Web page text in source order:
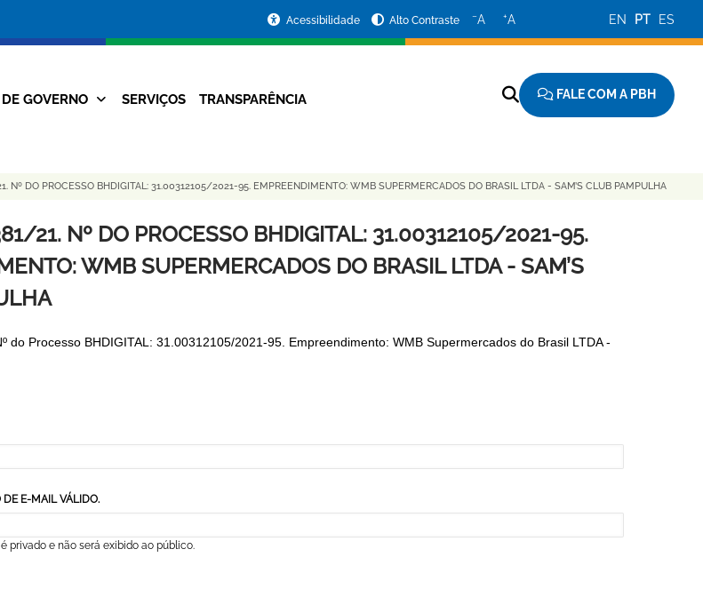
da
Prefeitura
Acessibilidade Alto Contraste −A +A EN PT ES
Navegação
GOVERNO SERVIÇOS TRANSPARÊNCIA FALE COM A PBH
Nº DO PROCESSO BHDIGITAL: 31.00312105/2021-95. EMPREENDIMENTO: WMB SUPERMERCADOS DO BRASIL LTDA - SAM’S CLUB PAMPULHA
21. Nº DO PROCESSO BHDIGITAL: 31.00312105/2021-95.
WMB SUPERMERCADOS DO BRASIL LTDA - SAM’S
do Processo BHDIGITAL: 31.00312105/2021-95. Empreendimento: WMB Supermercados do Brasil LTDA -
DE E-MAIL VÁLIDO.
privado e não será exibido ao público.